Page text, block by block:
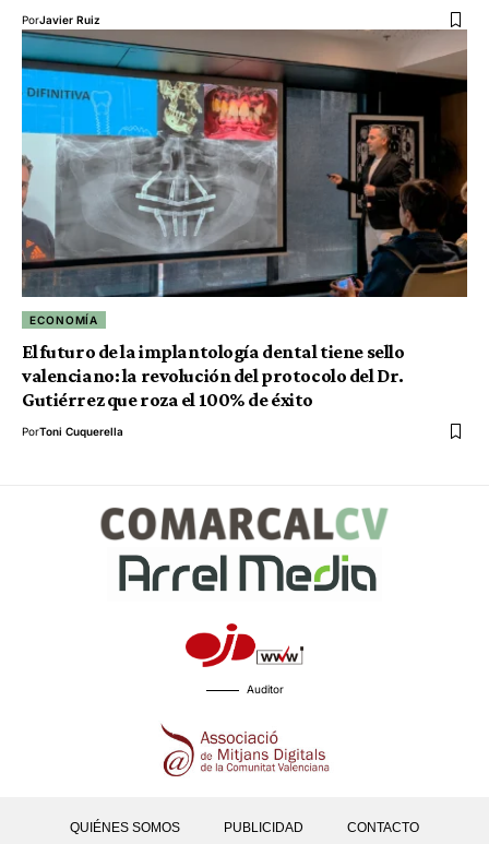
PorJavier Ruiz
ECONOMÍA
El futuro de la implantología dental tiene sello
valenciano: la revolución del protocolo del Dr.
Gutiérrez que roza el 100% de éxito
PorToni Cuquerella
Auditor
QUIÉNES SOMOS PUBLICIDAD CONTACTO